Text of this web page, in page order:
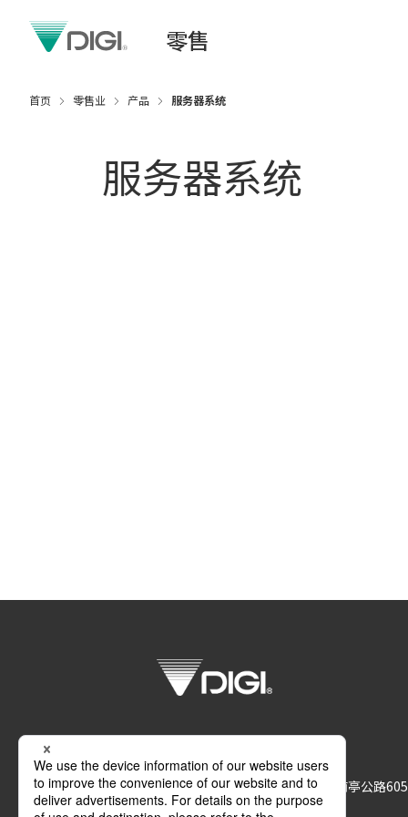
零售
首页 零售业 产品 服务器系统
服务器系统
上海市金山区亭林工业开发区（南亭公路